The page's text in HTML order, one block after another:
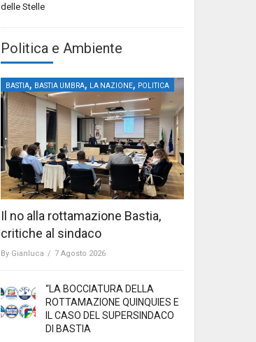
delle Stelle
Politica e Ambiente
BASTIA, BASTIA UMBRA, LA NAZIONE, POLITICA
Il no alla rottamazione Bastia,
critiche al sindaco
By Gianluca / 7 Agosto 2026
“LA BOCCIATURA DELLA
ROTTAMAZIONE QUINQUIES E
IL CASO DEL SUPERSINDACO
DI BASTIA